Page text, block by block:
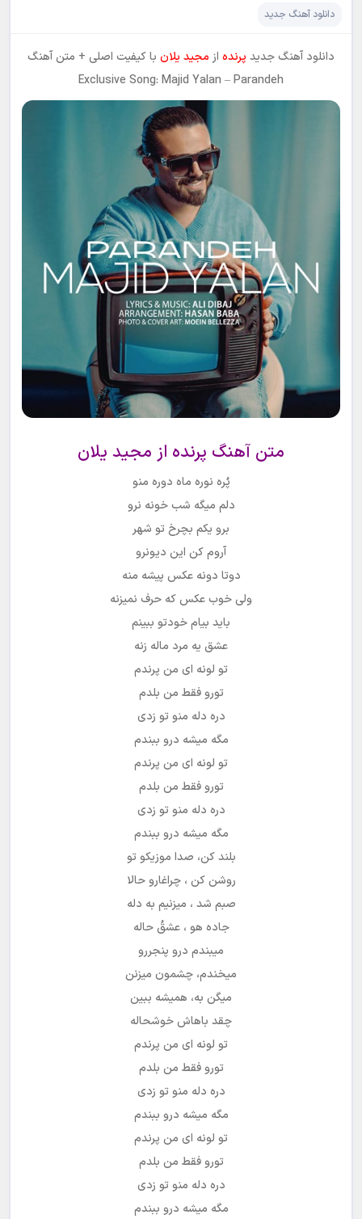
دانلود آهنگ جدید
دانلود آهنگ جدید پرنده از مجید یلان با کیفیت اصلی + متن آهنگ
Exclusive Song: Majid Yalan – Parandeh
متن آهنگ پرنده از مجید یلان
پُره نوره ماه دوره منو
دلم میگه شب خونه نرو
برو یکم بچرخ تو شهر
آروم کن این دیونرو
دوتا دونه عکس پیشه منه
ولی خوب عکس که حرف نمیزنه
باید بیام خودتو ببینم
عشق یه مرد ماله زنه
تو لونه ای من پرندم
تورو فقط من بلدم
دره دله منو تو زدی
مگه میشه درو ببندم
تو لونه ای من پرندم
تورو فقط من بلدم
دره دله منو تو زدی
مگه میشه درو ببندم
بلند کن، صدا موزیکو تو
روشن کن ، چراغارو حالا
صبم شد ، میزنیم به دله
جاده هو ، عشقُ حاله
میبندم درو پنجررو
میخندم، چشمون میزنن
میگن به، همیشه ببین
چقد باهاش خوشحاله
تو لونه ای من پرندم
تورو فقط من بلدم
دره دله منو تو زدی
مگه میشه درو ببندم
تو لونه ای من پرندم
تورو فقط من بلدم
دره دله منو تو زدی
مگه میشه درو ببندم